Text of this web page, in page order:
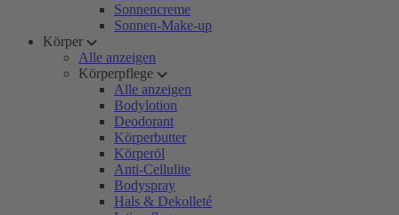
Sonnencreme
Sonnen-Make-up
Körper
Alle anzeigen
Körperpflege
Alle anzeigen
Bodylotion
Deodorant
Körperbutter
Körperöl
Anti-Cellulite
Bodyspray
Hals & Dekolleté